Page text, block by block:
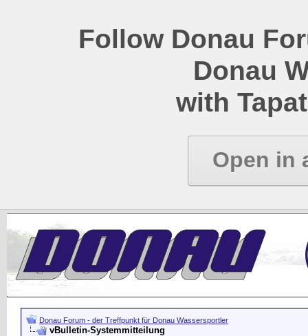
Follow Donau
Donau
with
Open in
Donau Forum - der Treffpunkt für Donau Wassersportler
vBulletin-Systemmitteilung